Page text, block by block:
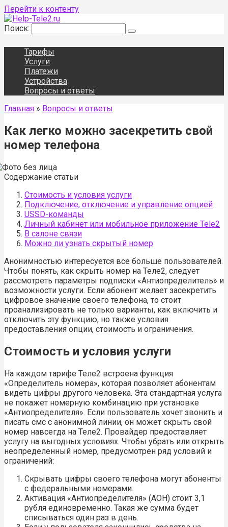
Перейти к контенту
Поиск:
Тарифы
Услуги
Платежи
Устройства
Вопросы и ответы
Главная » Вопросы и ответы
Как легко можно засекретить свой
номер телефона
Содержание статьи
Стоимость и условия услуги
Подключение, отключение и управление опцией
USSD-команды
Личный кабинет или мобильное приложение Tele2
В салоне связи
Можно ли узнать скрытый номер
Анонимностью интересуется все больше пользователей.
Чтобы понять, как скрыть номер на Теле2, следует
рассмотреть параметры подписки «Антиопределитель» и
возможности услуги. Если абонент желает засекретить
цифровое значение своего телефона, то стоит
проанализировать не только варианты, как включить и
отключить эту функцию, но также условия
предоставления опции, стоимость и ограничения.
Стоимость и условия услуги
На каждом тарифе Теле2 встроена функция
«Определитель номера», которая позволяет абонентам
видеть цифры другого человека. Эта стандартная услуга
не покажет номерную комбинацию при установке
«Антиопределителя». Если пользователь хочет звонить и
писать смс с анонимной линии, он может скрыть свой
номер навсегда на Теле2. Провайдер предоставляет
услугу на выгодных условиях. Чтобы убрать или открыть
неопределенный номер, предусмотрен ряд условий и
ограничений:
Скрывать цифры своего телефона могут абоненты
с федеральными номерами.
Активация «Антиопределителя» (АОН) стоит 3,1
рубля единовременно. Такая же сумма будет
списываться один раз в день.